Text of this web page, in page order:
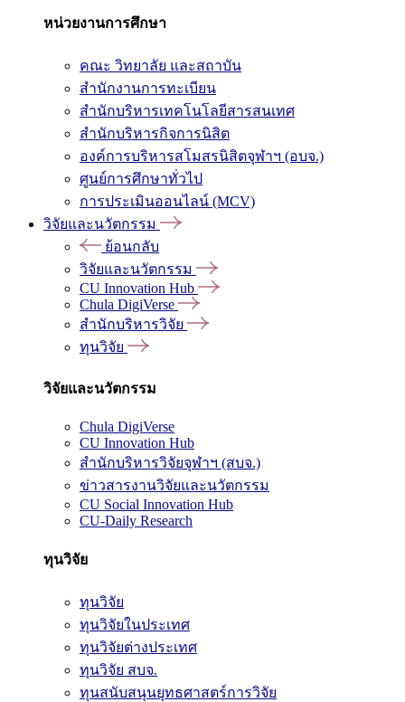
หน่วยงานการศึกษา
คณะ วิทยาลัย และสถาบัน
สำนักงานการทะเบียน
สำนักบริหารเทคโนโลยีสารสนเทศ
สำนักบริหารกิจการนิสิต
องค์การบริหารสโมสรนิสิตจุฬาฯ (อบจ.)
ศูนย์การศึกษาทั่วไป
การประเมินออนไลน์ (MCV)
วิจัยและนวัตกรรม
ย้อนกลับ
วิจัยและนวัตกรรม
CU Innovation Hub
Chula DigiVerse
สำนักบริหารวิจัย
ทุนวิจัย
วิจัยและนวัตกรรม
Chula DigiVerse
CU Innovation Hub
สำนักบริหารวิจัยจุฬาฯ (สบจ.)
ข่าวสารงานวิจัยและนวัตกรรม
CU Social Innovation Hub
CU-Daily Research
ทุนวิจัย
ทุนวิจัย
ทุนวิจัยในประเทศ
ทุนวิจัยต่างประเทศ
ทุนวิจัย สบจ.
ทุนสนับสนุนยุทธศาสตร์การวิจัย